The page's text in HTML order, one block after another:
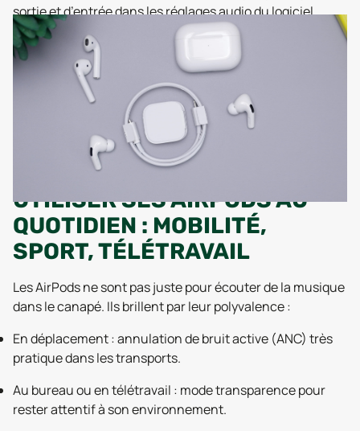
sortie et d’entrée dans les réglages audio du logiciel.
UTILISER SES AIRPODS AU
QUOTIDIEN : MOBILITÉ,
SPORT, TÉLÉTRAVAIL‍‍
Les AirPods ne sont pas juste pour écouter de la musique
dans le canapé. Ils brillent par leur polyvalence :
En déplacement : annulation de bruit active (ANC) très
pratique dans les transports.
Au bureau ou en télétravail : mode transparence pour
rester attentif à son environnement.